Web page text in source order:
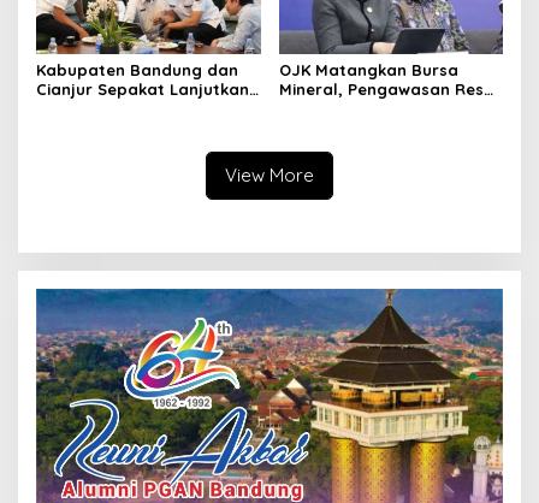
Kabupaten Bandung dan
Cianjur Sepakat Lanjutkan
OJK Matangkan Bursa
Mineral, Pengawasan Resmi
View More